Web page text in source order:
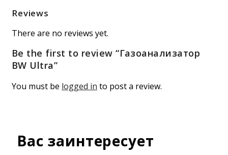
Reviews
There are no reviews yet.
Be the first to review “Газоанализатор
BW Ultra”
You must be logged in to post a review.
Вас заинтересует